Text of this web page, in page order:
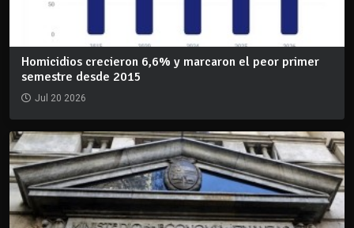
Homicidios crecieron 6,6% y marcaron el peor primer
semestre desde 2015
Jul 20 2026